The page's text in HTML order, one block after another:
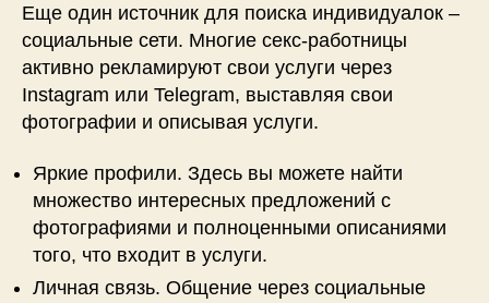
Еще один источник для поиска индивидуалок –
социальные сети. Многие секс-работницы
активно рекламируют свои услуги через
Instagram или Telegram, выставляя свои
фотографии и описывая услуги.
Яркие профили. Здесь вы можете найти
множество интересных предложений с
фотографиями и полноценными описаниями
того, что входит в услуги.
Личная связь. Общение через социальные